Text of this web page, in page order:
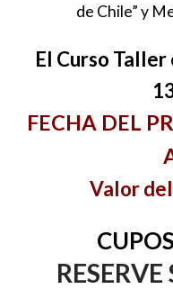
de Chile” y
El Curso Taller
FECHA DEL
Valor